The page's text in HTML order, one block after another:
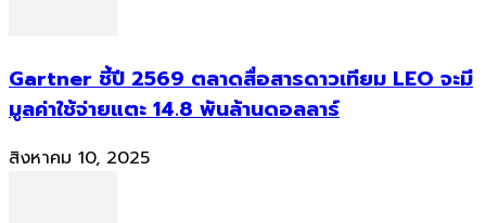
Gartner ชี้ปี 2569 ตลาดสื่อสารดาวเทียม LEO จะมี
มูลค่าใช้จ่ายแตะ 14.8 พันล้านดอลลาร์
สิงหาคม 10, 2025